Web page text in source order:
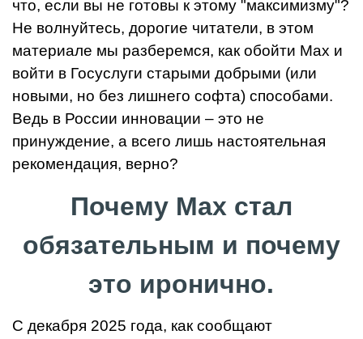
что, если вы не готовы к этому "максимизму"?
Не волнуйтесь, дорогие читатели, в этом
материале мы разберемся, как обойти Max и
войти в Госуслуги старыми добрыми (или
новыми, но без лишнего софта) способами.
Ведь в России инновации – это не
принуждение, а всего лишь настоятельная
рекомендация, верно?
Почему Max стал
обязательным и почему
это иронично.
С декабря 2025 года, как сообщают